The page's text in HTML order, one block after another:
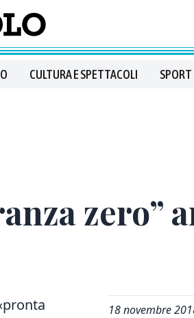
CULTURA E SPETTACOLI SPORT
zero”
18 novembre